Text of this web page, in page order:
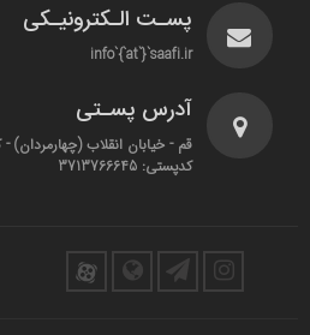
پسـت الـکترونیـکی
info`{`at`}`saafi.ir
آدرس پسـتی
کدپستی: 3713766645